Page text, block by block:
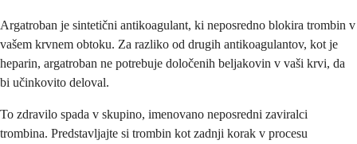
Argatroban je sintetični antikoagulant, ki neposredno blokira trombin v
vašem krvnem obtoku. Za razliko od drugih antikoagulantov, kot je
heparin, argatroban ne potrebuje določenih beljakovin v vaši krvi, da
bi učinkovito deloval.
To zdravilo spada v skupino, imenovano neposredni zaviralci
trombina. Predstavljajte si trombin kot zadnji korak v procesu